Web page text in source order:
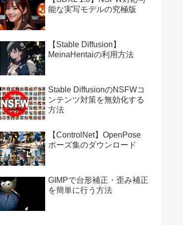
能な実写モデルの究極版
【Stable Diffusion】
MeinaHentaiの利用方法
Stable DiffusionのNSFWコ
ンテンツ対策を無効化する
方法
【ControlNet】OpenPose
ポーズ集のダウンロード
GIMPで台形補正・歪み補正
を簡単に行う方法